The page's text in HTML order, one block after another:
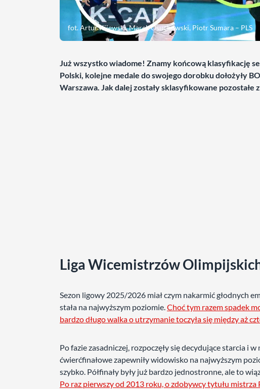
fot. Artur Kijewski, Marek Osuchowski, Piotr Sumara – PLS
Już wszystko wiadome! Znamy końcową klasyfikację
Polski, kolejne medale do swojego dorobku dołożyły
Warszawa. Jak dalej zostały sklasyfikowane pozostałe
Liga Wicemistrzów
Sezon ligowy 2025/2026 miał czym nakarmić głodnych
stała na najwyższym poziomie.Choć tym razem spadek
bardzo długo walka o utrzymanie toczyła się między aż
Po fazie zasadniczej, rozpoczęły się decydujące starcia i
ćwierćfinałowe zapewniły widowisko na najwyższym
szybko. Półfinały były już bardzo jednostronne, ale to
Po raz pierwszy od 2013 roku, o zdobywcy tytułu